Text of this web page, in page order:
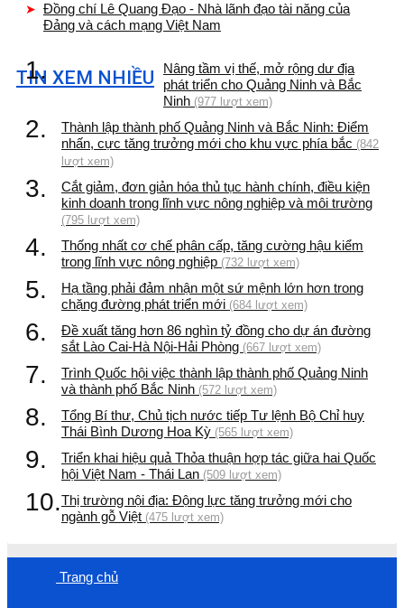
Đồng chí Lê Quang Đạo - Nhà lãnh đạo tài năng của
Đảng và cách mạng Việt Nam
TIN XEM NHIỀU
1.
Nâng tầm vị thế, mở rộng dư địa
phát triển cho Quảng Ninh và Bắc
Ninh (977 lượt xem)
2.
Thành lập thành phố Quảng Ninh và Bắc Ninh: Điểm
nhấn, cực tăng trưởng mới cho khu vực phía bắc (842
lượt xem)
3.
Cắt giảm, đơn giản hóa thủ tục hành chính, điều kiện
kinh doanh trong lĩnh vực nông nghiệp và môi trường
(795 lượt xem)
4.
Thống nhất cơ chế phân cấp, tăng cường hậu kiểm
trong lĩnh vực nông nghiệp (732 lượt xem)
5.
Hạ tầng phải đảm nhận một sứ mệnh lớn hơn trong
chặng đường phát triển mới (684 lượt xem)
6.
Đề xuất tăng hơn 86 nghìn tỷ đồng cho dự án đường
sắt Lào Cai-Hà Nội-Hải Phòng (667 lượt xem)
7.
Trình Quốc hội việc thành lập thành phố Quảng Ninh
và thành phố Bắc Ninh (572 lượt xem)
8.
Tổng Bí thư, Chủ tịch nước tiếp Tư lệnh Bộ Chỉ huy
Thái Bình Dương Hoa Kỳ (565 lượt xem)
9.
Triển khai hiệu quả Thỏa thuận hợp tác giữa hai Quốc
hội Việt Nam - Thái Lan (509 lượt xem)
10.Thị trường nội địa: Động lực tăng trưởng mới cho
ngành gỗ Việt (475 lượt xem)
Trang chủ